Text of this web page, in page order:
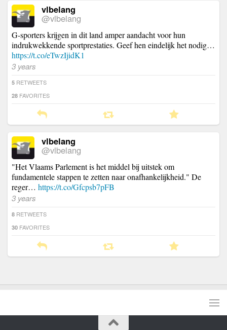
vlbelang
@vlbelang
G-sporters krijgen in dit land amper aandacht voor hun
indrukwekkende sportprestaties. Geef hen eindelijk het nodig…
https://t.co/eTwzIjidK1
3 years
5 RETWEETS
28 FAVORITES
vlbelang
@vlbelang
"Het Vlaams Parlement is het middel bij uitstek om
fundamentele stappen te zetten naar onafhankelijkheid." De
reger… https://t.co/Gfcpsb7pFB
3 years
8 RETWEETS
30 FAVORITES